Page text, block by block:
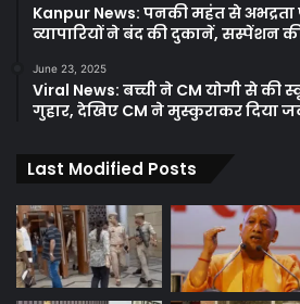
Kanpur News: पनकी महंत से
व्यापारियों ने बंद की दुकानें, सस्पेंशन
June 23, 2025
Viral News: बच्ची ने CM योगी से
गुहार, देखिए CM ने मुस्कुराकर दिया
Last Modified Posts